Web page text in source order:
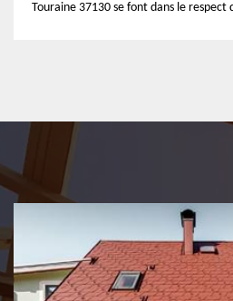
Touraine 37130 se font dans le respect